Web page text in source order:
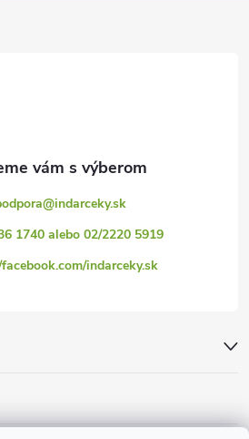
@indarceky.sk
1740 alebo 02/2220 5919
indarceky.sk